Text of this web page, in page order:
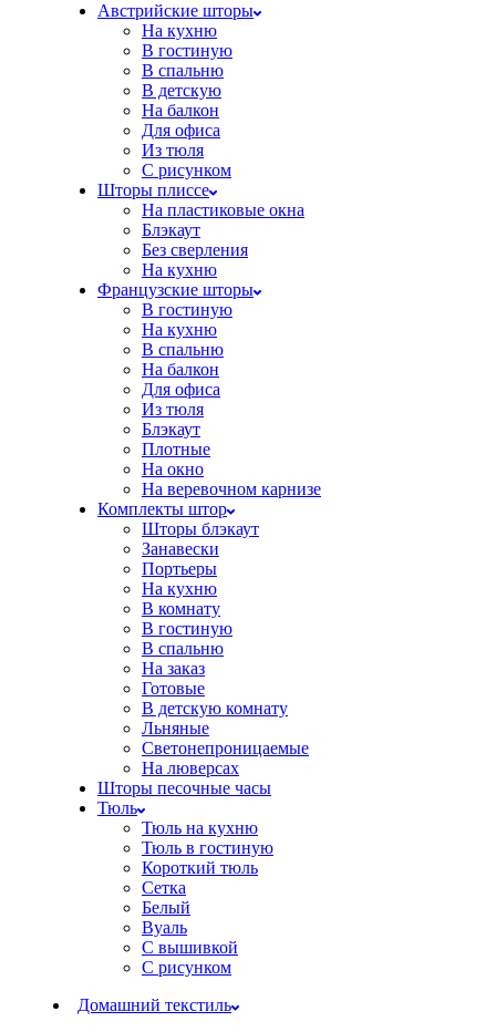
Австрийские шторы
На кухню
В гостиную
В спальню
В детскую
На балкон
Для офиса
Из тюля
С рисунком
Шторы плиссе
На пластиковые окна
Блэкаут
Без сверления
На кухню
Французские шторы
В гостиную
На кухню
В спальню
На балкон
Для офиса
Из тюля
Блэкаут
Плотные
На окно
На веревочном карнизе
Комплекты штор
Шторы блэкаут
Занавески
Портьеры
На кухню
В комнату
В гостиную
В спальню
На заказ
Готовые
В детскую комнату
Льняные
Светонепроницаемые
На люверсах
Шторы песочные часы
Тюль
Тюль на кухню
Тюль в гостиную
Короткий тюль
Сетка
Белый
Вуаль
С вышивкой
С рисунком
Домашний текстиль